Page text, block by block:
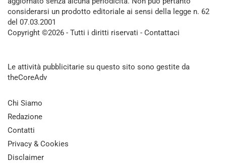
considerarsi un prodotto editoriale ai sensi della legge n. 62
del 07.03.2001
Copyright ©2026 - Tutti i diritti riservati - Contattaci
Le attività pubblicitarie su questo sito sono gestite da
theCoreAdv
Chi Siamo
Redazione
Contatti
Privacy & Cookies
Disclaimer